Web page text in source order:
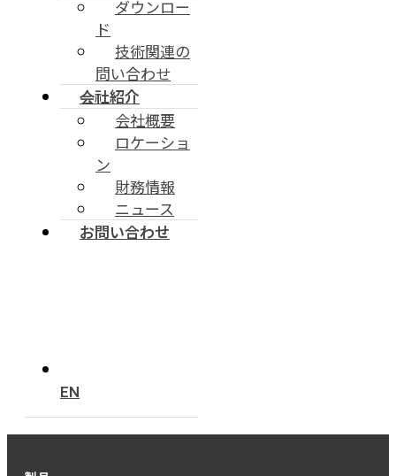
ダウンロー
ド
技術関連の
問い合わせ
会社紹介
会社概要
ロケーショ
ン
財務情報
ニュース
お問い合わせ
EN